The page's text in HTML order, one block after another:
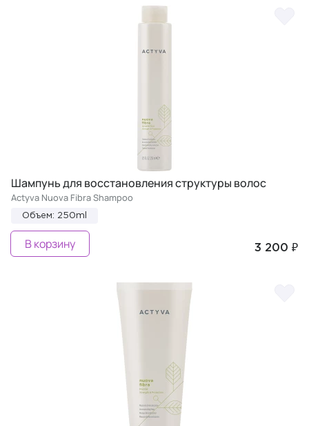
Шампунь для восстановления структуры волос
Actyva Nuova Fibra Shampoo
Объем: 250ml
3 200 ₽
В корзину